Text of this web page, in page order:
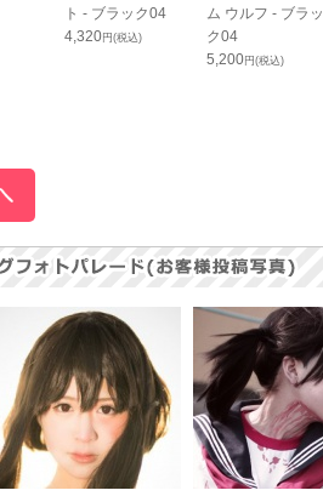
ト - ブラック04
4,320円(税込)
ム ウルフ - ブラッ
ク04
5,200円(税込)